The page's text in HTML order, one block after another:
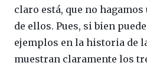
claro está, que no
de ellos. Pues, si bien
ejemplos en la historia de
muestran claramente los